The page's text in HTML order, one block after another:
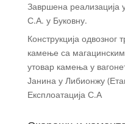
Завршена реализација
С.А. у Буковну.
Конструкција одвозног
камење са
утовар камења у
Јанина у Либионжу
Експлоатација С.А